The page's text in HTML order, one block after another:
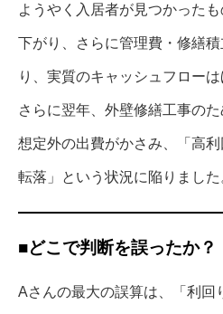
ようやく入居者が見つかった
下がり、さらに管理費・修繕
り、実質のキャッシュフローは
さらに翌年、外壁修繕工事のた
想定外の出費がかさみ、「高
転落」という状況に陥りました
■どこで判断を誤ったか？
Aさんの最大の誤算は、「利回